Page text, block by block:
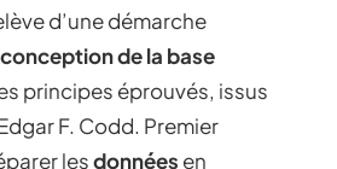
d’une démarche
conception de la base
principes éprouvés, issus
F. Codd. Premier
lesdonnées en